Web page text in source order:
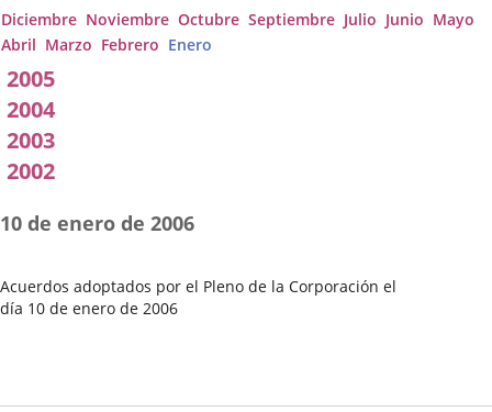
Diciembre Noviembre Octubre Septiembre Julio Junio Mayo
Abril Marzo Febrero Enero
2005
2004
2003
2002
Acuerdos adoptados por el Pleno de la Corporación el
día 10 de enero de 2006
10 de enero de 2006